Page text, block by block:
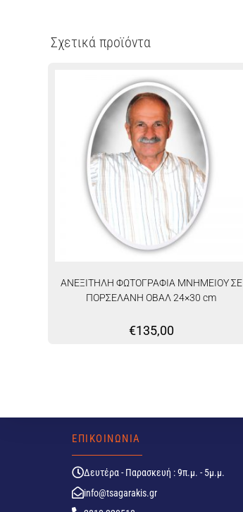
Σχετικά προϊόντα
ΑΝΕΞΙΤΗΛΗ ΦΩΤΟΓΡΑΦΙΑ ΜΝΗΜΕΙΟΥ ΣΕ
ΠΟΡΣΕΛΑΝΗ ΟΒΑΛ 24×30 cm
€135,00
ΕΠΙΚΟΙΝΩΝΙΑ
Δευτέρα - Παρασκευή : 9π.μ. - 5μ.μ.
info@tsagarakis.gr